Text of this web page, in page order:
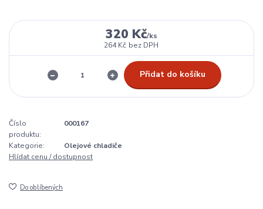
320 Kč/ks
264 Kč bez DPH
Přidat do košíku
Číslo
produktu:
000167
Kategorie:
Olejové chladiče
Hlídat cenu / dostupnost
Do oblíbených